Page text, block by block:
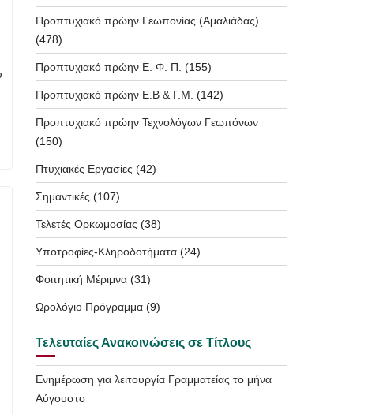
Προπτυχιακό πρώην Γεωπονίας (Αμαλιάδας)
(478)
Προπτυχιακό πρώην Ε. Φ. Π. (155)
Προπτυχιακό πρώην Ε.Β & Γ.Μ. (142)
Προπτυχιακό πρώην Τεχνολόγων Γεωπόνων
(150)
Πτυχιακές Εργασίες (42)
Σημαντικές (107)
Τελετές Ορκωμοσίας (38)
Υποτροφίες-Κληροδοτήματα(24)
Φοιτητική Μέριμνα(31)
Ωρολόγιο Πρόγραμμα(9)
Τελευταίες Ανακοινώσεις σε Τίτλους
Ενημέρωση για λειτουργία Γραμματείας το μήνα
Αύγουστο